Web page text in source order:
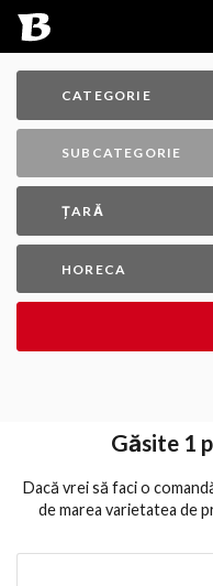
CATEGORIE
SUBCATEGORIE
ȚARĂ
HORECA
Găsite 1
Dacă vrei să faci o
de marea varietatea de